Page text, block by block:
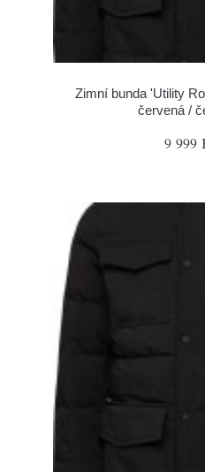
Zimní bunda 'Utility
červená /
9 999